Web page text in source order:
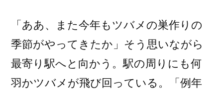
「ああ、また今年もツバメの巣作りの
季節がやってきたか」そう思いながら
最寄り駅へと向かう。駅の周りにも何
羽かツバメが飛び回っている。「例年